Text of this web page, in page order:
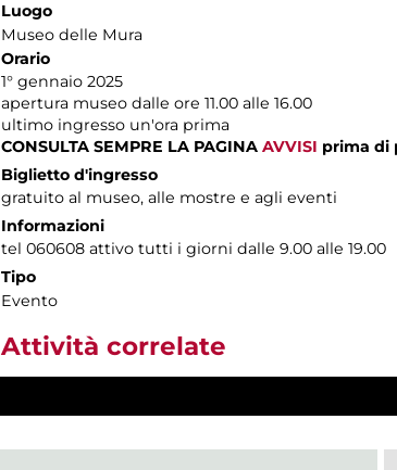
Luogo
Museo delle Mura
Orario
1° gennaio 2025
apertura museo dalle ore 11.00 alle 16.00
ultimo ingresso un'ora prima
CONSULTA SEMPRE LA PAGINA AVVISI prima di
Biglietto d'ingresso
gratuito al museo, alle mostre e agli eventi
Informazioni
tel 060608 attivo tutti i giorni dalle 9.00 alle 19.00
Tipo
Evento
Attività correlate